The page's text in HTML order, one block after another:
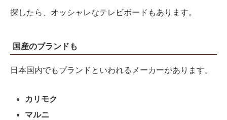
探したら、オッシャレなテレビボードもあります。
国産のブランドも
日本国内でもブランドといわれるメーカーがあります。
カリモク
マルニ